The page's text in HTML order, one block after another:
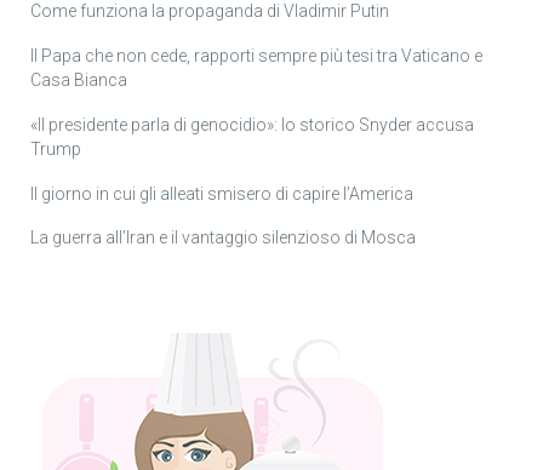
Come funziona la propaganda di Vladimir Putin
Il Papa che non cede, rapporti sempre più tesi tra Vaticano e
Casa Bianca
«Il presidente parla di genocidio»: lo storico Snyder accusa
Trump
Il giorno in cui gli alleati smisero di capire l’America
La guerra all’Iran e il vantaggio silenzioso di Mosca